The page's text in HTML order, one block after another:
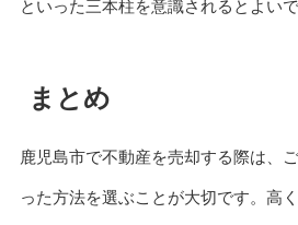
といった三本柱を意識されるとよいで
まとめ
鹿児島市で不動産を売却する際は、
った方法を選ぶことが大切です。高